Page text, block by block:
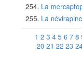
La
La
1 2 3 4 5 6 7 8
20 21 22 23